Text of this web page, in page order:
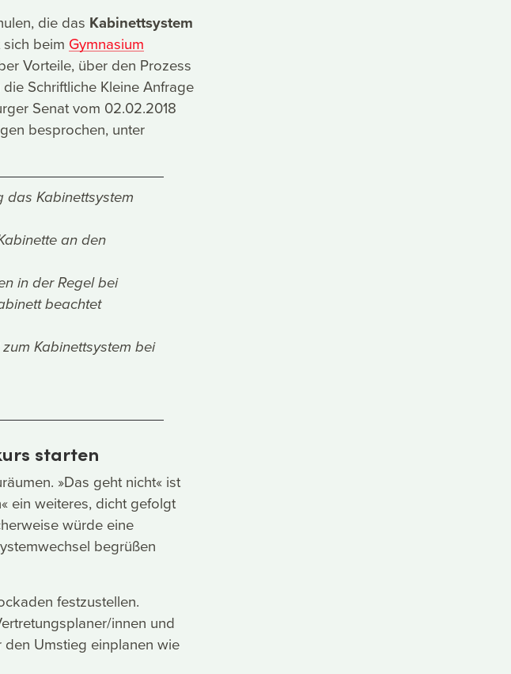
die das Kabinettsystem
beim Gymnasium
Vorteile, über den Prozess
Schriftliche Kleine Anfrage
Senat vom 02.02.2018
besprochen, unter
das Kabinettsystem
an den
in der Regel bei
beachtet
Kabinettsystem bei
starten
»Das geht nicht« ist
ein weiteres, dicht gefolgt
würde eine
begrüßen
festzustellen.
innen und
Umstieg einplanen wie